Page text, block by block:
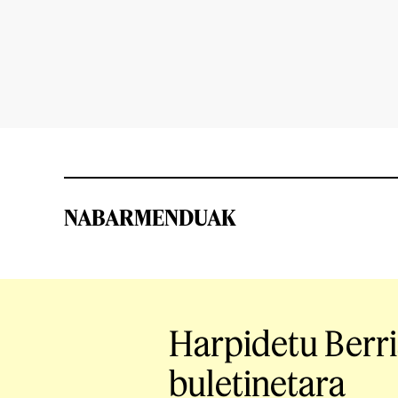
NABARMENDUAK
Harpidetu
buletinetara